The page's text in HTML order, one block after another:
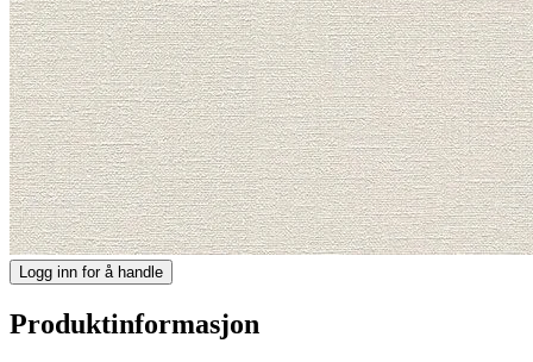
Logg inn for å handle
Produktinformasjon